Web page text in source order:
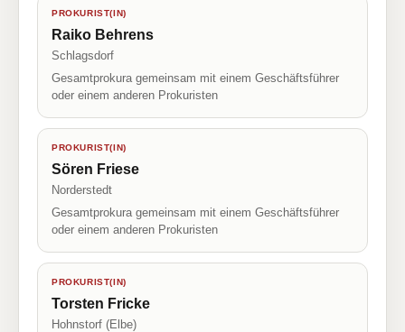
PROKURIST(IN)
Raiko Behrens
Schlagsdorf
Gesamtprokura gemeinsam mit einem Geschäftsführer
oder einem anderen Prokuristen
PROKURIST(IN)
Sören Friese
Norderstedt
Gesamtprokura gemeinsam mit einem Geschäftsführer
oder einem anderen Prokuristen
PROKURIST(IN)
Torsten Fricke
Hohnstorf (Elbe)